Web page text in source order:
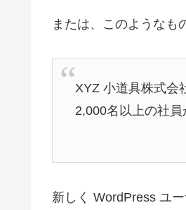
または、このようなも
XYZ 小道具株式会
2,000名以上の社
新しく WordPress ユ